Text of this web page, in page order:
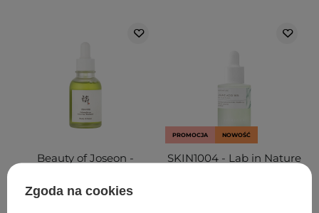
Beauty of Joseon -
Tea + Panthenol -
PROMOCJA NOWOŚĆ
SKIN1004 - Lab in Nature
Zgoda na cookies